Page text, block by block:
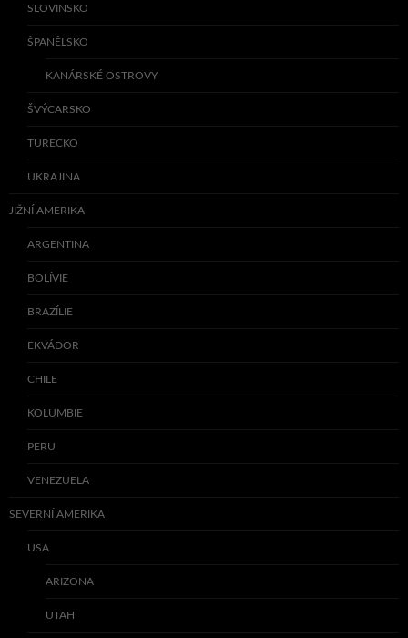
SLOVINSKO
ŠPANĚLSKO
KANÁRSKÉ OSTROVY
ŠVÝCARSKO
TURECKO
UKRAJINA
JIŽNÍ AMERIKA
ARGENTINA
BOLÍVIE
BRAZÍLIE
EKVÁDOR
CHILE
KOLUMBIE
PERU
VENEZUELA
SEVERNÍ AMERIKA
USA
ARIZONA
UTAH